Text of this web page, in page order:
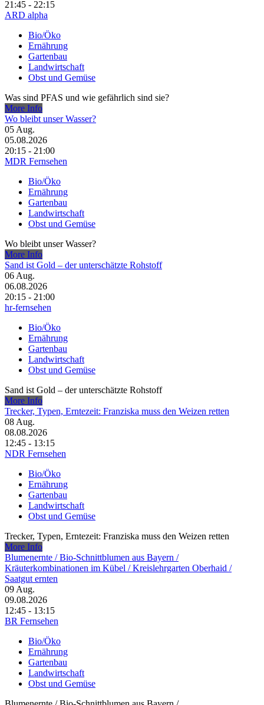
21:45 - 22:15
ARD alpha
Bio/Öko
Ernährung
Gartenbau
Landwirtschaft
Obst und Gemüse
Was sind PFAS und wie gefährlich sind sie?
More Info
Wo bleibt unser Wasser?
05 Aug.
05.08.2026
20:15 - 21:00
MDR Fernsehen
Bio/Öko
Ernährung
Gartenbau
Landwirtschaft
Obst und Gemüse
Wo bleibt unser Wasser?
More Info
Sand ist Gold – der unterschätzte Rohstoff
06 Aug.
06.08.2026
20:15 - 21:00
hr-fernsehen
Bio/Öko
Ernährung
Gartenbau
Landwirtschaft
Obst und Gemüse
Sand ist Gold – der unterschätzte Rohstoff
More Info
Trecker, Typen, Erntezeit: Franziska muss den Weizen retten
08 Aug.
08.08.2026
12:45 - 13:15
NDR Fernsehen
Bio/Öko
Ernährung
Gartenbau
Landwirtschaft
Obst und Gemüse
Trecker, Typen, Erntezeit: Franziska muss den Weizen retten
More Info
Blumenernte /​ Bio-Schnittblumen aus Bayern /​
Kräuterkombinationen im Kübel /​ Kreislehrgarten Oberhaid /​
Saatgut ernten
09 Aug.
09.08.2026
12:45 - 13:15
BR Fernsehen
Bio/Öko
Ernährung
Gartenbau
Landwirtschaft
Obst und Gemüse